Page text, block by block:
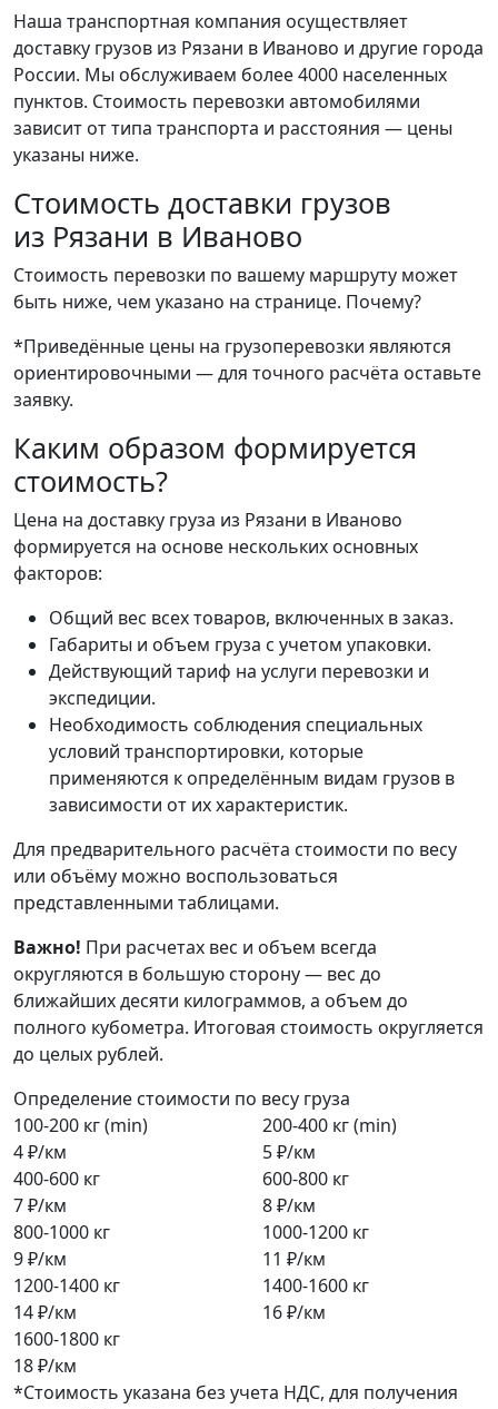
Наша транспортная компания осуществляет
доставку грузов из Рязани в Иваново и другие города
России. Мы обслуживаем более 4000 населенных
пунктов. Стоимость перевозки автомобилями
зависит от типа транспорта и расстояния — цены
указаны ниже.
Стоимость доставки грузов
из Рязани в Иваново
Стоимость перевозки по вашему маршруту может
быть ниже, чем указано на странице. Почему?
*Приведённые цены на грузоперевозки являются
ориентировочными — для точного расчёта оставьте
заявку.
Каким образом формируется
стоимость?
Цена на доставку груза из Рязани в Иваново
формируется на основе нескольких основных
факторов:
Общий вес всех товаров, включенных в заказ.
Габариты и объем груза с учетом упаковки.
Действующий тариф на услуги перевозки и
экспедиции.
Необходимость соблюдения специальных
условий транспортировки, которые
применяются к определённым видам грузов в
зависимости от их характеристик.
Для предварительного расчёта стоимости по весу
или объёму можно воспользоваться
представленными таблицами.
Важно! При расчетах вес и объем всегда
округляются в большую сторону — вес до
ближайших десяти килограммов, а объем до
полного кубометра. Итоговая стоимость округляется
до целых рублей.
Определение стоимости по весу груза
100-200 кг (min)
4 ₽/км
200-400 кг (min)
5 ₽/км
400-600 кг
7 ₽/км
600-800 кг
8 ₽/км
800-1000 кг
9 ₽/км
1000-1200 кг
11 ₽/км
1200-1400 кг
14 ₽/км
1400-1600 кг
16 ₽/км
1600-1800 кг
18 ₽/км
*Стоимость указана без учета НДС, для получения